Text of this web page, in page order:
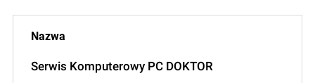
Serwis Komputerowy PC DOKTOR